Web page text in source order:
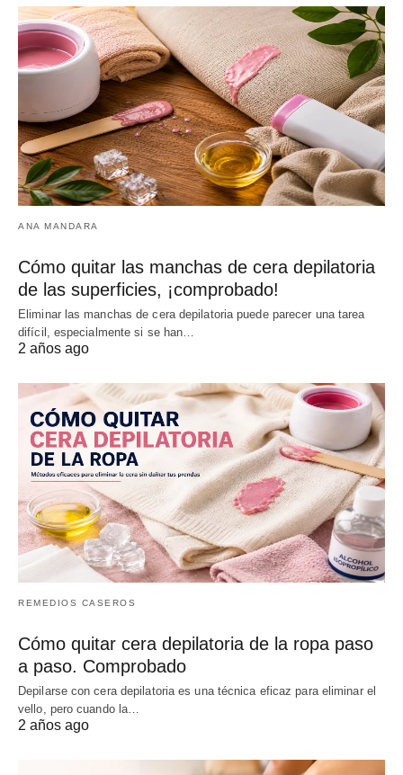
ANA MANDARA
Cómo quitar las manchas de cera depilatoria
de las superficies, ¡comprobado!
Eliminar las manchas de cera depilatoria puede parecer una tarea
difícil, especialmente si se han…
2 años ago
REMEDIOS CASEROS
Cómo quitar cera depilatoria de la ropa paso
a paso. Comprobado
Depilarse con cera depilatoria es una técnica eficaz para eliminar el
vello, pero cuando la…
2 años ago